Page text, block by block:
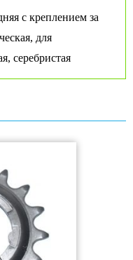
с креплением за
для
серебристая